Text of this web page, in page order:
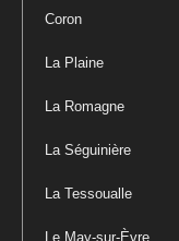
Coron
La Plaine
La Romagne
La Séguinière
La Tessoualle
Le May-sur-Èvre